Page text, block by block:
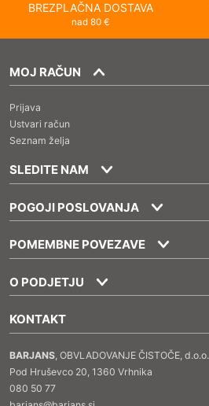
BREZPLAČNA DOSTAVA
nad 80 €
MOJ RAČUN
Prijava
Ustvari račun
Seznam želja
SLEDITE NAM
POGOJI POSLOVANJA
POMEMBNE POVEZAVE
O PODJETJU
KONTAKT
BARJANS , OBVLADOVANJE ČISTOČE, d.o.o.
Pod Hruševco 20, 1360 Vrhnika
080 50 77